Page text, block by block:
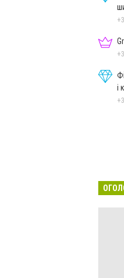
і